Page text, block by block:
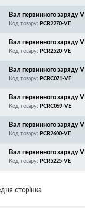
Вал первинного
30/3235/3245, HARD
Код товару: PCR2270-VE
Вал первинного
R Advance 4025/4035/
Код товару: PCR2520-VE
Вал первинного
71/ 072/W1360A/136A/
Код товару: PCRC071-VE
Вал первинного заряду
W2301A/W2302A/
Код товару: PCRC069-VE
Вал первинного
1515/1518/2020/2025/
00/7210/7310/7660/
0/Xpress SL-M2620/
A/CC531A/CC532A/
Код товару: PCR2600-VE
Вал первинного
00/9600/CE270A/
Код товару: PCR5225-VE
сторінка